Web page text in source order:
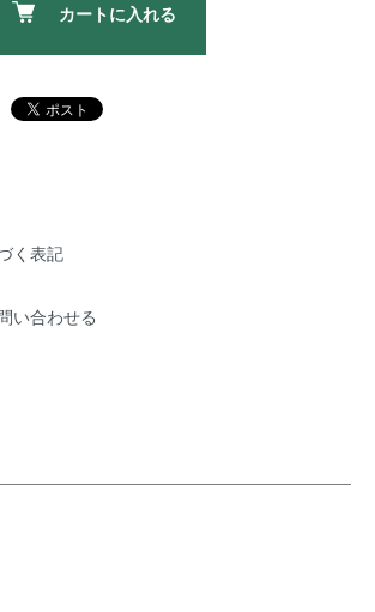
カートに入れる
く表記
い合わせる